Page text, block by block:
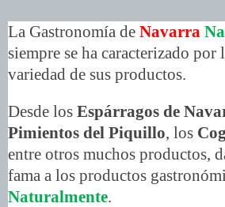
La Gastronomía de Navarra
siempre se ha caracterizado
variedad de sus productos.
Desde los Espárragos de
Pimientos del Piquillo, los
entre otros muchos productos,
fama a los productos
Naturalmente.